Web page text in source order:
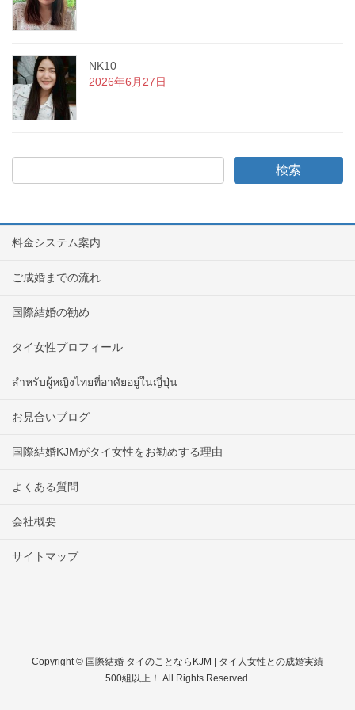
NK10
2026年6月27日
料金システム案内
ご成婚までの流れ
国際結婚の勧め
タイ女性プロフィール
สำหรับผู้หญิงไทยที่อาศัยอยู่ในญี่ปุ่น
お見合いブログ
国際結婚KJMがタイ女性をお勧めする理由
よくある質問
会社概要
サイトマップ
Copyright © 国際結婚 タイのことならKJM | タイ人女性との成婚実績
500組以上！ All Rights Reserved.